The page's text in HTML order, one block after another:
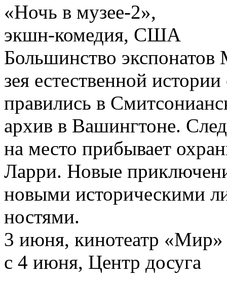
«Ночь в музее-2»,
экшн-комедия, США
Большинство
зея естественной истории
правились в
архив в Вашингтоне.
на место прибывает
Ларри. Новые
новыми историческими
ностями.
3 июня, кинотеатр «Мир»
с 4 июня, Центр досуга